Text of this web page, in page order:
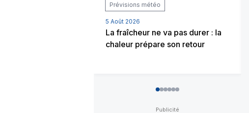
Prévisions météo
5 Août 2026
La fraîcheur ne va pas durer : la
chaleur prépare son retour
012345